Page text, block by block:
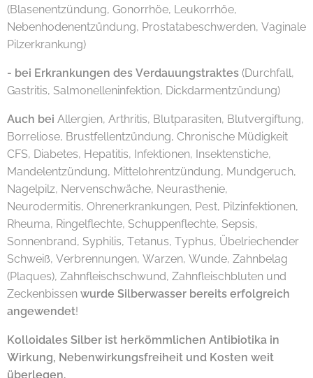
(Blasenentzündung, Gonorrhöe, Leukorrhöe,
Nebenhodenentzündung, Prostatabeschwerden, Vaginale
Pilzerkrankung)
- bei Erkrankungen des Verdauungstraktes (Durchfall,
Gastritis, Salmonelleninfektion, Dickdarmentzündung)
Auch bei Allergien, Arthritis, Blutparasiten, Blutvergiftung,
Borreliose, Brustfellentzündung, Chronische Müdigkeit
CFS, Diabetes, Hepatitis, Infektionen, Insektenstiche,
Mandelentzündung, Mittelohrentzündung, Mundgeruch,
Nagelpilz, Nervenschwäche, Neurasthenie,
Neurodermitis, Ohrenerkrankungen, Pest, Pilzinfektionen,
Rheuma, Ringelflechte, Schuppenflechte, Sepsis,
Sonnenbrand, Syphilis, Tetanus, Typhus, Übelriechender
Schweiß, Verbrennungen, Warzen, Wunde, Zahnbelag
(Plaques), Zahnfleischschwund, Zahnfleischbluten und
Zeckenbissen wurde Silberwasser bereits erfolgreich
angewendet!
Kolloidales Silber ist herkömmlichen Antibiotika in
Wirkung, Nebenwirkungsfreiheit und Kosten weit
überlegen.